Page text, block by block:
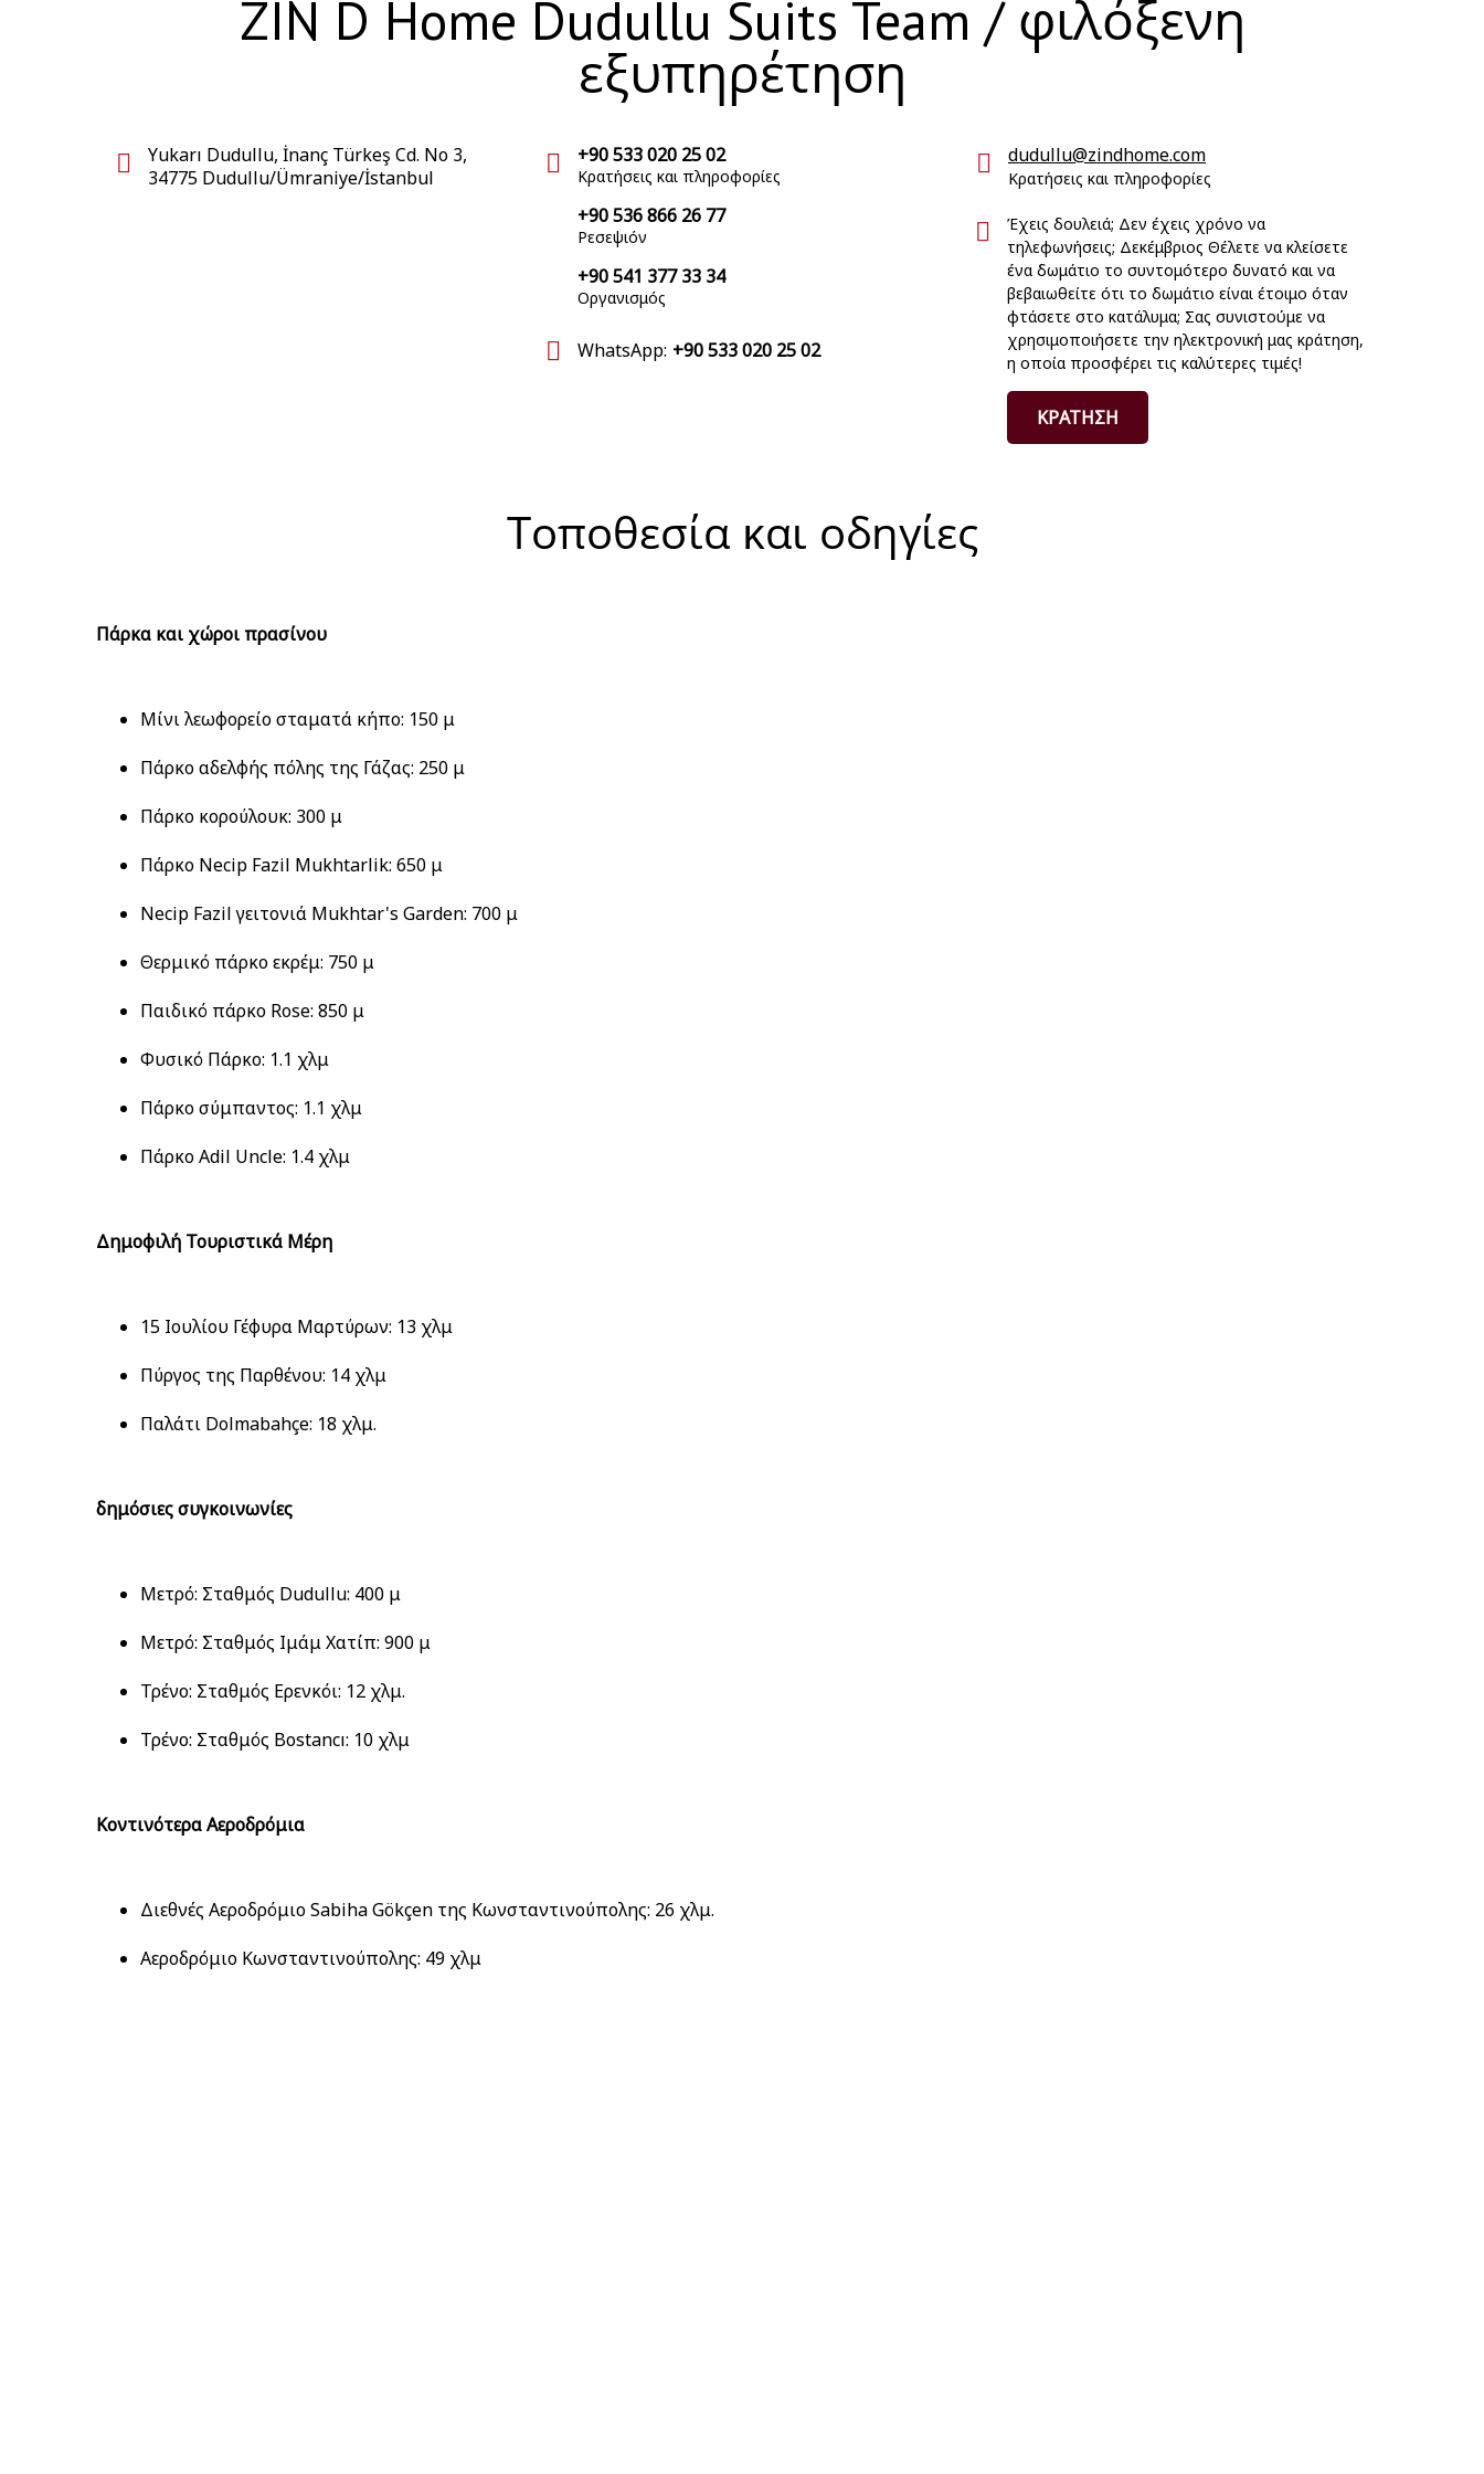
ZIN D Home Dudullu Suits Team / φιλόξενη
εξυπηρέτηση
Yukarı Dudullu, İnanç Türkeş Cd. No 3,
34775 Dudullu/Ümraniye/İstanbul
+90 533 020 25 02
Κρατήσεις και πληροφορίες
+90 536 866 26 77
Ρεσεψιόν
+90 541 377 33 34
Οργανισμός
WhatsApp: +90 533 020 25 02
dudullu@zindhome.com
Κρατήσεις και πληροφορίες
Έχεις δουλειά; Δεν έχεις χρόνο να
τηλεφωνήσεις; Δεκέμβριος Θέλετε να κλείσετε
ένα δωμάτιο το συντομότερο δυνατό και να
βεβαιωθείτε ότι το δωμάτιο είναι έτοιμο όταν
φτάσετε στο κατάλυμα; Σας συνιστούμε να
χρησιμοποιήσετε την ηλεκτρονική μας κράτηση,
η οποία προσφέρει τις καλύτερες τιμές!
ΚΡΑΤΗΣΗ
Τοποθεσία και οδηγίες
Πάρκα και χώροι πρασίνου
Μίνι λεωφορείο σταματά κήπο: 150 μ
Πάρκο αδελφής πόλης της Γάζας: 250 μ
Πάρκο κορούλουκ: 300 μ
Πάρκο Necip Fazil Mukhtarlik: 650 μ
Necip Fazil γειτονιά Mukhtar's Garden: 700 μ
Θερμικό πάρκο εκρέμ: 750 μ
Παιδικό πάρκο Rose: 850 μ
Φυσικό Πάρκο: 1.1 χλμ
Πάρκο σύμπαντος: 1.1 χλμ
Πάρκο Adil Uncle: 1.4 χλμ
Δημοφιλή Τουριστικά Μέρη
15 Ιουλίου Γέφυρα Μαρτύρων: 13 χλμ
Πύργος της Παρθένου: 14 χλμ
Παλάτι Dolmabahçe: 18 χλμ.
δημόσιες συγκοινωνίες
Μετρό: Σταθμός Dudullu: 400 μ
Μετρό: Σταθμός Ιμάμ Χατίπ: 900 μ
Τρένο: Σταθμός Ερενκόι: 12 χλμ.
Τρένο: Σταθμός Bostancı: 10 χλμ
Κοντινότερα Αεροδρόμια
Διεθνές Αεροδρόμιο Sabiha Gökçen της Κωνσταντινούπολης: 26 χλμ.
Αεροδρόμιο Κωνσταντινούπολης: 49 χλμ